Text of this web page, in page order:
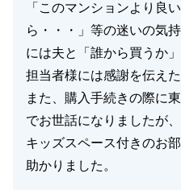
「このマンションより良
ら・・・」等の迷いの気
には夫と「誰から買うか
担当者様には感謝を伝えた
また、購入手続きの際に
でお世話になりましたが
キッズスペース付きのお
助かりました。